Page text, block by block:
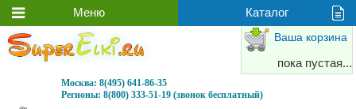
Москва: 8(495) 641-86-35
Регионы: 8(800) 333-51-19 (звонок бесплатный)
Ваша корзина
пока пустая...